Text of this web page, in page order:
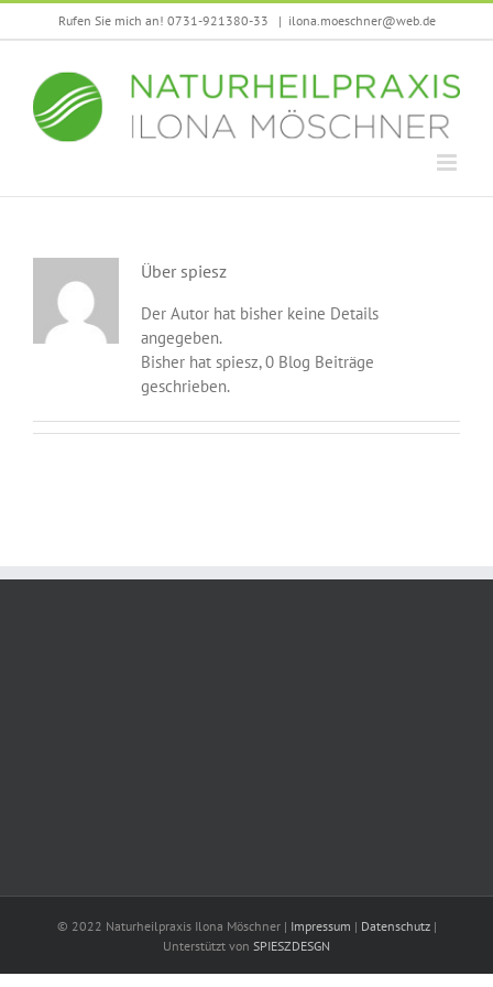
Zum
Inhalt
Rufen Sie mich an! 0731-921380-33 | ilona.moeschner@web.de
Über spiesz
Der Autor hat bisher keine Details
angegeben.
Bisher hat spiesz, 0 Blog Beiträge
geschrieben.
© 2022 Naturheilpraxis Ilona Möschner | Impressum | Datenschutz|
Unterstützt von SPIESZDESGN